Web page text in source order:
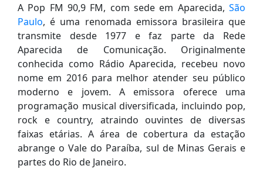
A Pop FM 90,9 FM, com sede em Aparecida, São
Paulo, é uma renomada emissora brasileira que
transmite desde 1977 e faz parte da Rede
Aparecida de Comunicação. Originalmente
conhecida como Rádio Aparecida, recebeu novo
nome em 2016 para melhor atender seu público
moderno e jovem. A emissora oferece uma
programação musical diversificada, incluindo pop,
rock e country, atraindo ouvintes de diversas
faixas etárias. A área de cobertura da estação
abrange o Vale do Paraíba, sul de Minas Gerais e
partes do Rio de Janeiro.